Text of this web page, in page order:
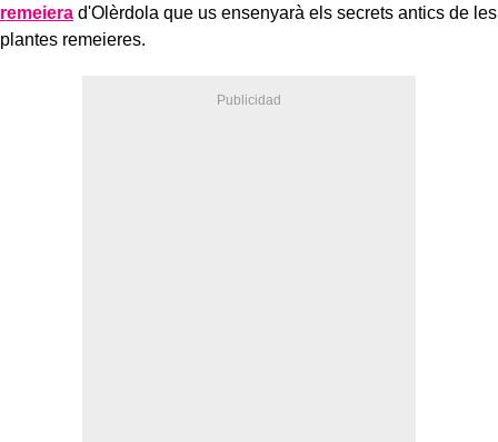
remeiera d'Olèrdola que us ensenyarà els secrets antics de les
plantes remeieres.